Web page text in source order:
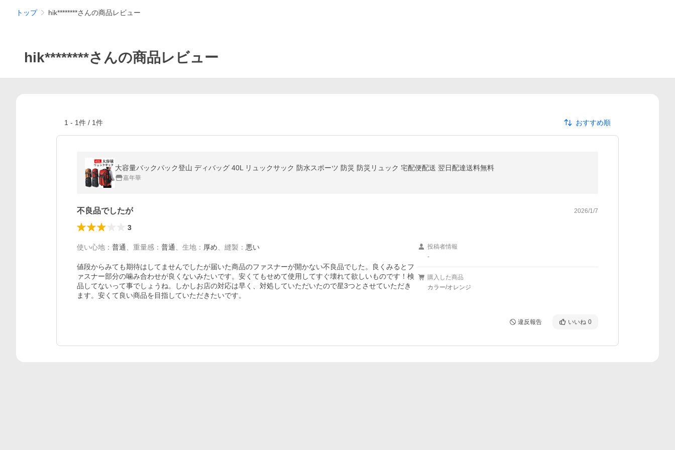
トップ hik********さんの商品レビュー
hik********さんの商品レビュー
1 - 1件 / 1件 おすすめ順
大容量バックパック登山 ディバッグ 40L リュックサック 防水スポーツ 防災 防災リュック 宅配便配送 翌日配達送料無料
嘉年華
不良品でしたが 2026/1/7
3
使い心地 ： 普通 重量感 ： 普通 生地 ： 厚め 縫製 ： 悪い
値段からみても期待はしてませんでしたが届いた商品のファスナーが開かない不良品でした。良くみるとフ
ァスナー部分の噛み合わせが良くないみたいです。安くてもせめて使用してすぐ壊れて欲しいものです！検
品してないって事でしょうね。しかしお店の対応は早く、対処していただいたので星3つとさせていただき
ます。安くて良い商品を目指していただきたいです。
投稿者情報
-
購入した商品
カラー/オレンジ
違反報告 いいね 0